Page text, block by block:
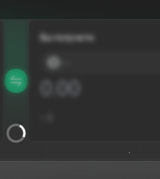
Вы получите: